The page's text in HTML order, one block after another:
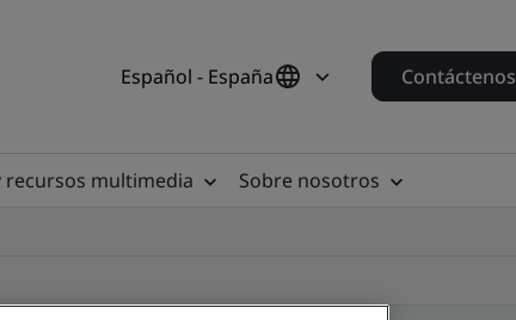
Español - España Contáctenos
multimedia
Sobre nosotros